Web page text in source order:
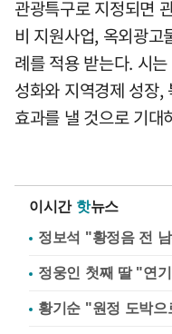
관광특구로 지정되면
비 지원사업, 옥외광
례를 적용 받는다. 시
성화와 지역경제 성장,
효과를 낼 것으로 기대
이시간 핫뉴스
정보석 "황정음 전
정웅인 첫째 딸 "연
황기순 "원정 도박